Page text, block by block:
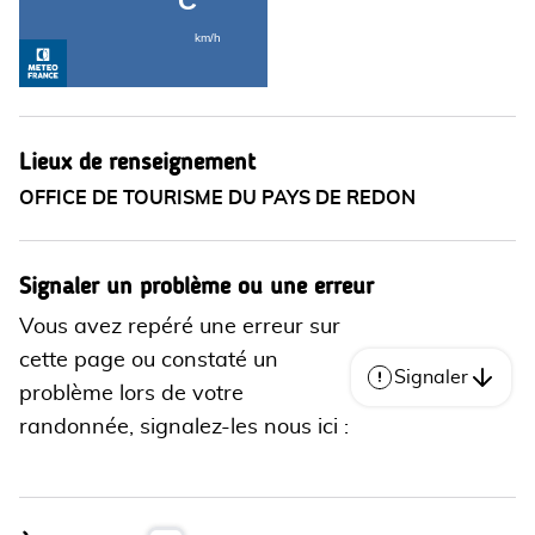
Lieux de renseignement
OFFICE DE TOURISME DU PAYS DE REDON
Signaler un problème ou une erreur
Vous avez repéré une erreur sur
cette page ou constaté un
problème lors de votre
randonnée, signalez-les nous ici :
Signaler